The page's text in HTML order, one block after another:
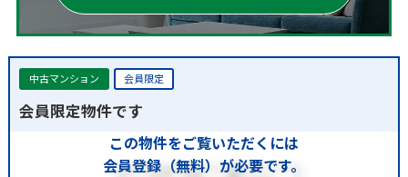
中古マンション 会員限定
会員限定物件です
この物件をご覧いただくには
会員登録（無料）が必要です。